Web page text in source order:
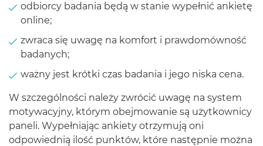
odbiorcy badania będą w stanie wypełnić ankietę
online;
zwraca się uwagę na komfort i prawdomówność
badanych;
ważny jest krótki czas badania i jego niska cena.
W szczególności należy zwrócić uwagę na system
motywacyjny, którym obejmowanie są użytkownicy
paneli. Wypełniając ankiety otrzymują oni
odpowiednią ilość punktów, które następnie można